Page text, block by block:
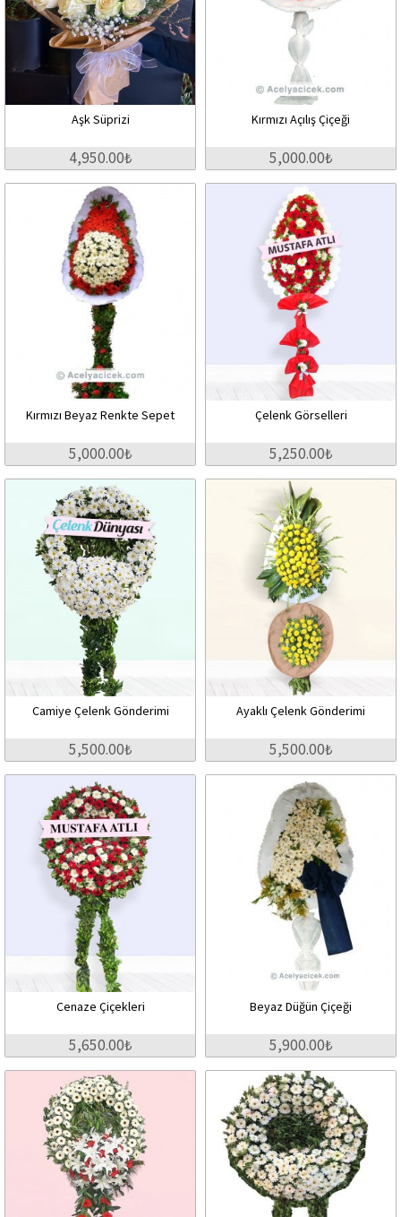
Aşk Süprizi
4,950.00₺
Kırmızı Açılış Çiçeği
5,000.00₺
Kırmızı Beyaz Renkte Sepet
5,000.00₺
Çelenk Görselleri
5,250.00₺
Camiye Çelenk Gönderimi
5,500.00₺
Ayaklı Çelenk Gönderimi
5,500.00₺
Cenaze Çiçekleri
5,650.00₺
Beyaz Düğün Çiçeği
5,900.00₺